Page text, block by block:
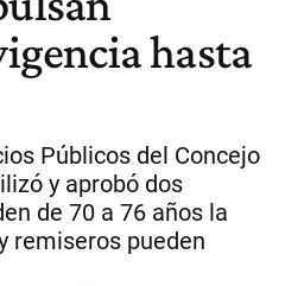
hasta
Públicos del Concejo
y aprobó dos
de 70 a 76 años la
remiseros pueden